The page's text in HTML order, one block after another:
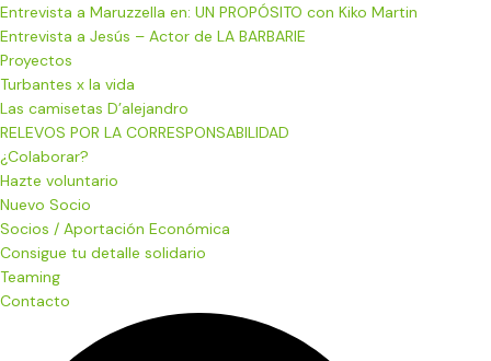
Entrevista a Maruzzella en: UN PROPÓSITO con Kiko Martin
Entrevista a Jesús – Actor de LA BARBARIE
Proyectos
Turbantes x la vida
Las camisetas D’alejandro
RELEVOS POR LA CORRESPONSABILIDAD
¿Colaborar?
Hazte voluntario
Nuevo Socio
Socios / Aportación Económica
Consigue tu detalle solidario
Teaming
Contacto